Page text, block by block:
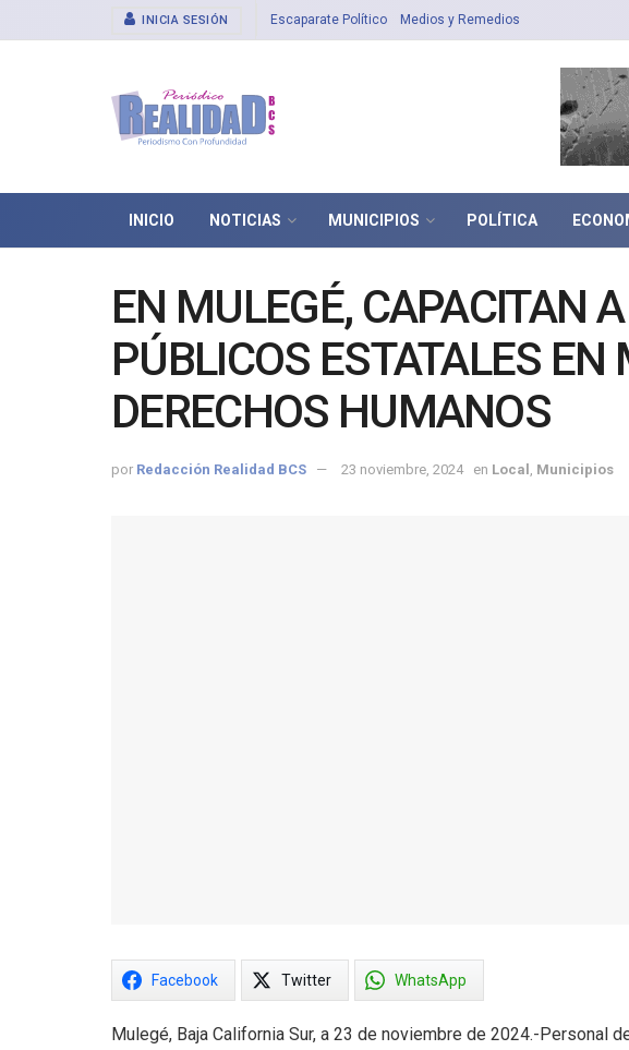
INICIA SESIÓN Escaparate Político Medios y Remedios
INICIO NOTICIAS MUNICIPIOS POLÍTICA
EN MULEGÉ, CAPACITAN
PÚBLICOS ESTATALES EN
DERECHOS HUMANOS
por Redacción Realidad BCS 23 noviembre, 2024 en Local Municipios
Facebook Twitter WhatsApp
Mulegé, Baja California Sur, a 23 de noviembre de 2024.-Personal